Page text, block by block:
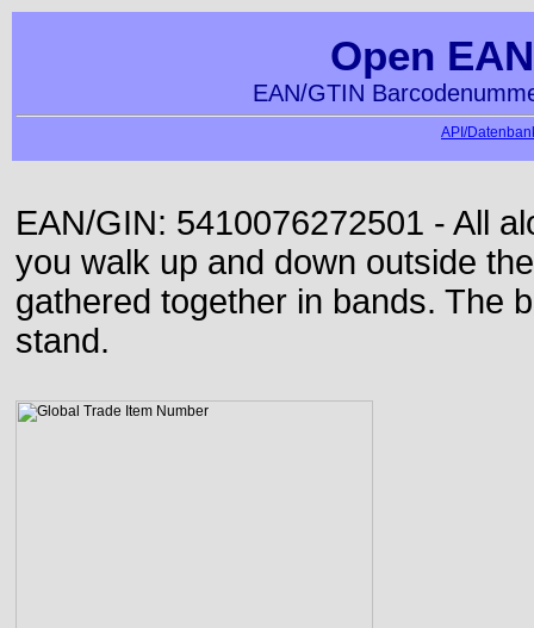
Open
EAN/GTIN
API/
EAN/GIN: 5410076272501 - All
you walk up and down outside
gathered together in bands. The
stand.